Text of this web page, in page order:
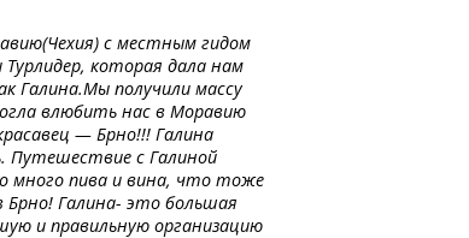
с местным гидом
которая дала нам
Галина.Мы получили массу
влюбить нас в Моравию
— Брно!!! Галина
Путешествие с Галиной
много пива и вина, что тоже
Брно! Галина- это большая
и правильную организацию